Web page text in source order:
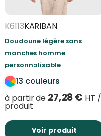
K6113KARIBAN
Doudoune légère sans
manches homme
personnalisable
13 couleurs
à partir de 27,28€ HT /
produit
Voir produit